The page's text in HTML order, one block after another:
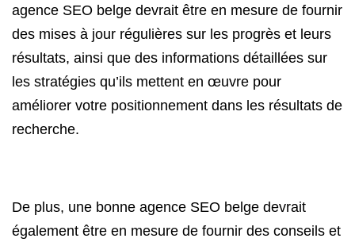
agence SEO belge devrait être en mesure de fournir
des mises à jour régulières sur les progrès et leurs
résultats, ainsi que des informations détaillées sur
les stratégies qu’ils mettent en œuvre pour
améliorer votre positionnement dans les résultats de
recherche.
De plus, une bonne agence SEO belge devrait
également être en mesure de fournir des conseils et